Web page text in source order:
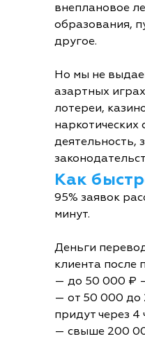
внеплановое
образования,
другое.
Но мы не
азартных
лотереи,
деятельность,
Как
95% заявок
минут.
Деньги
клиента после
— до 50 000 ₽
— от 50 000
придут через 4
— свыше 200